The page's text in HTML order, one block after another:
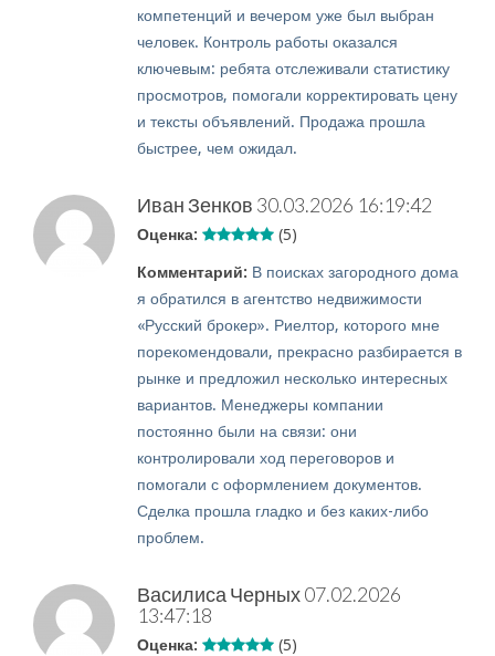
компетенций и вечером уже был выбран
человек. Контроль работы оказался
ключевым: ребята отслеживали статистику
просмотров, помогали корректировать цену
и тексты объявлений. Продажа прошла
быстрее, чем ожидал.
Иван Зенков 30.03.2026 16:19:42
Оценка: (5)
Комментарий: В поисках загородного дома
я обратился в агентство недвижимости
«Русский брокер». Риелтор, которого мне
порекомендовали, прекрасно разбирается в
рынке и предложил несколько интересных
вариантов. Менеджеры компании
постоянно были на связи: они
контролировали ход переговоров и
помогали с оформлением документов.
Сделка прошла гладко и без каких-либо
проблем.
Василиса Черных07.02.2026
13:47:18
Оценка: (5)